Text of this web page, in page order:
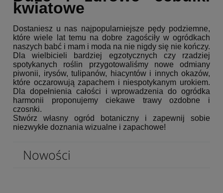
kwiatowe
Dostaniesz u nas najpopularniejsze pędy podziemne,
które wiele lat temu na dobre zagościły w ogródkach
naszych babć i mam i moda na nie nigdy się nie kończy.
Dla wielbicieli bardziej egzotycznych czy rzadziej
spotykanych roślin przygotowaliśmy nowe odmiany
piwonii, irysów, tulipanów, hiacyntów i innych okazów,
które oczarowują zapachem i niespotykanym urokiem.
Dla dopełnienia całości i wprowadzenia do ogródka
harmonii proponujemy ciekawe trawy ozdobne i
czosnki.
Stwórz własny ogród botaniczny i zapewnij sobie
niezwykłe doznania wizualne i zapachowe!
Nowości